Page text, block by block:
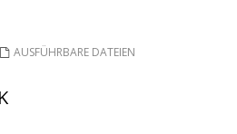
AUSFÜHRBARE DATEIEN